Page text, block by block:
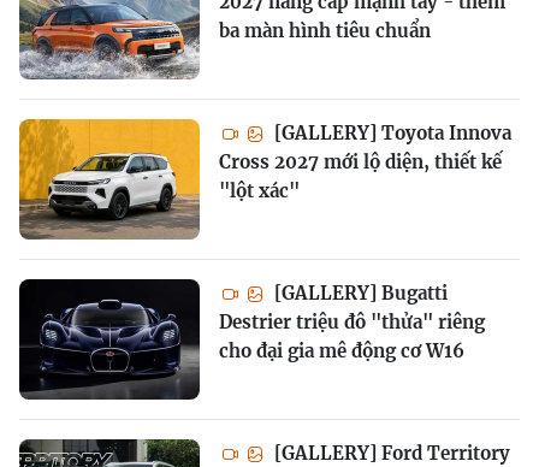
ba màn hình tiêu chuẩn
[GALLERY] Toyota Innova
Cross 2027 mới lộ diện, thiết kế
"lột xác"
[GALLERY] Bugatti
Destrier triệu đô "thửa" riêng
cho đại gia mê động cơ W16
[GALLERY] Ford Territory